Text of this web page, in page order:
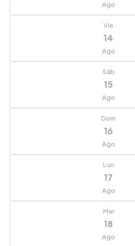
Ago
Vie
14
Ago
Sáb
15
Ago
Dom
16
Ago
Lun
17
Ago
Mar
18
Ago